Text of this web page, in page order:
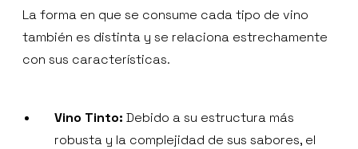
La forma en que se consume cada tipo de vino
también es distinta y se relaciona estrechamente
con sus características.
Vino Tinto: Debido a su estructura más
robusta y la complejidad de sus sabores, el